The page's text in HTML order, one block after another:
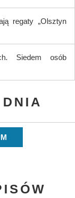
regaty „Olsztyn
Siedem osób